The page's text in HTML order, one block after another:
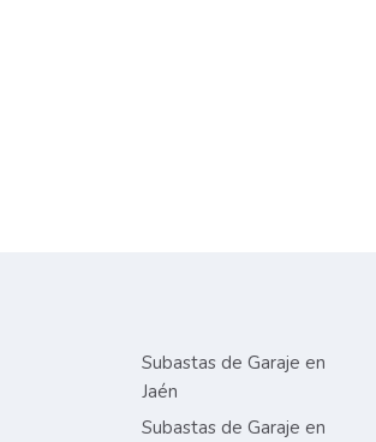
Subastas de Garaje en
Jaén
Subastas de Garaje en